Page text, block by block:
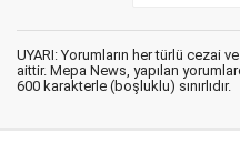
UYARI: Yorumların her türlü cezai
aittir. Mepa News, yapılan
600 karakterle (boşluklu) sınırlıdır.